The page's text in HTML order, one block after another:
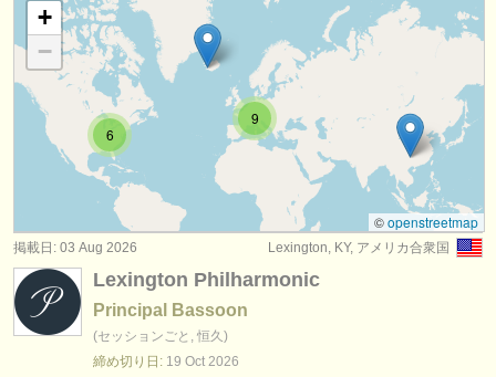
degree courses
講習会
コンクール
楽器の販売
盗まれた楽器
ディレクトリー:
オーケストラ
音楽学校
講習会: ファゴット
degree courses: ファゴット (10)
degree courses: baroque bassoon
コンクール: ファゴット (5)
楽器の販売: ファゴット
盗まれた楽器: ファゴット
• 掲載日
•国
9
6
+
−
©openstreetmap
Lexington, KY, アメリカ合衆国
掲載日: 03 Aug 2026
Lexington Philharmonic
Principal Bassoon
(セッションごと, 恒久)
締め切り日: 19 Oct 2026